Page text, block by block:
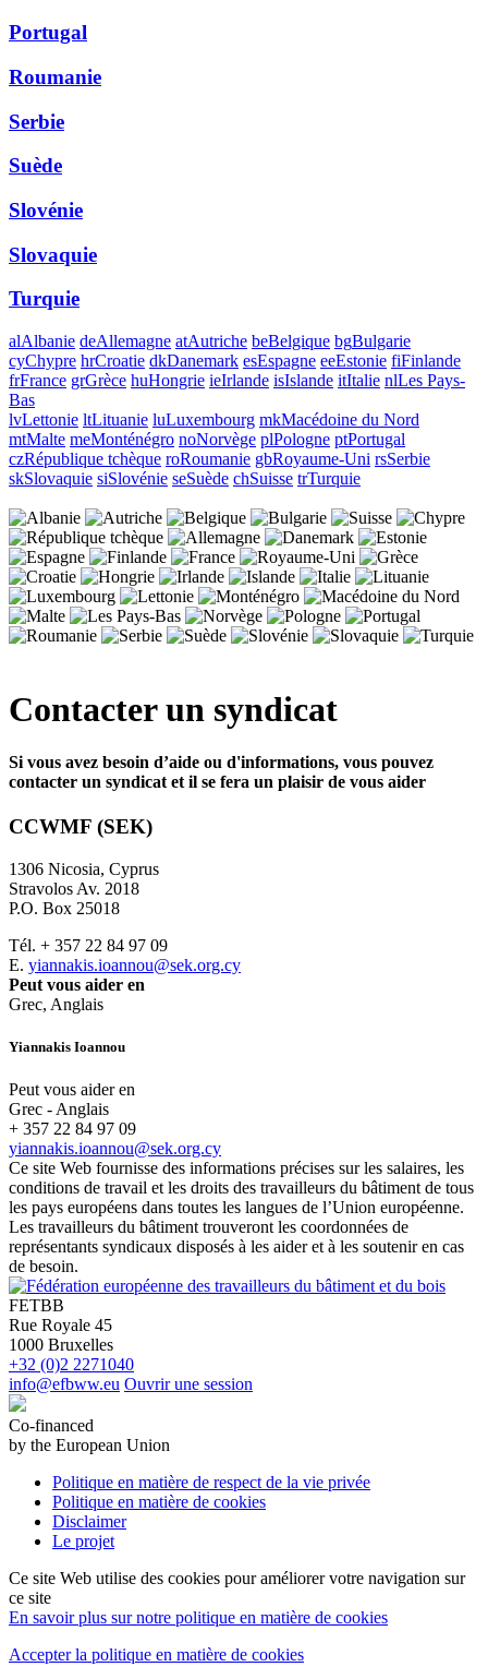
Portugal
Roumanie
Serbie
Suède
Slovénie
Slovaquie
Turquie
alAlbanie deAllemagne atAutriche beBelgique bgBulgarie
cyChypre hrCroatie dkDanemark esEspagne eeEstonie fiFinlande
frFrance grGrèce huHongrie ieIrlande isIslande itItalie nlLes Pays-
Bas
lvLettonie ltLituanie luLuxembourg mkMacédoine du Nord
mtMalte meMonténégro noNorvège plPologne ptPortugal
czRépublique tchèque roRoumanie gbRoyaume-Uni rsSerbie
skSlovaquie siSlovénie seSuède chSuisse trTurquie
Contacter un syndicat
Si vous avez besoin d’aide ou d'informations, vous pouvez
contacter un syndicat et il se fera un plaisir de vous aider
CCWMF (SEK)
1306 Nicosia, Cyprus
Stravolos Av. 2018
P.O. Box 25018
Tél. + 357 22 84 97 09
E. yiannakis.ioannou@sek.org.cy
Peut vous aider en
Grec, Anglais
Yiannakis Ioannou
Peut vous aider en
Grec - Anglais
+ 357 22 84 97 09
yiannakis.ioannou@sek.org.cy
Ce site Web fournisse des informations précises sur les salaires, les
conditions de travail et les droits des travailleurs du bâtiment de tous
les pays européens dans toutes les langues de l’Union européenne.
Les travailleurs du bâtiment trouveront les coordonnées de
représentants syndicaux disposés à les aider et à les soutenir en cas
de besoin.
FETBB
Rue Royale 45
1000 Bruxelles
+32 (0)2 2271040
info@efbww.eu Ouvrir une session
Co-financed
by the European Union
Politique en matière de respect de la vie privée
Politique en matière de cookies
Disclaimer
Le projet
Ce site Web utilise des cookies pour améliorer votre navigation sur
ce site
En savoir plus sur notre politique en matière de cookies
Accepter la politique en matière de cookies